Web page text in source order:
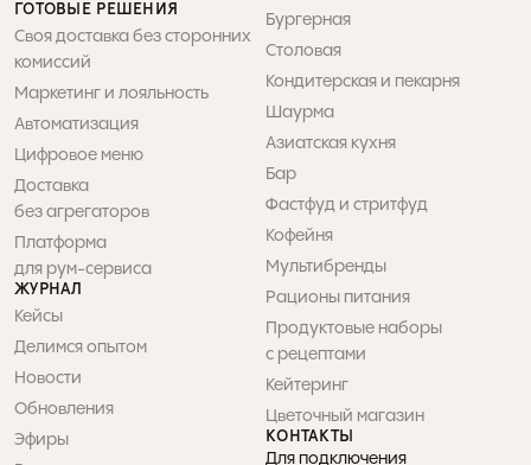
ГОТОВЫЕ РЕШЕНИЯ
Своя доставка без сторонних
комиссий
Маркетинг и лояльность
Автоматизация
Цифровое меню
Доставка
без агрегаторов
Платформа
для рум-сервиса
ЖУРНАЛ
Кейсы
Делимся опытом
Новости
Обновления
Эфиры
Бургерная
Столовая
Кондитерская и пекарня
Шаурма
Азиатская кухня
Бар
Фастфуд и стритфуд
Кофейня
Мультибренды
Рационы питания
Продуктовые наборы
с рецептами
Кейтеринг
Цветочный магазин
КОНТАКТЫ
Для подключения